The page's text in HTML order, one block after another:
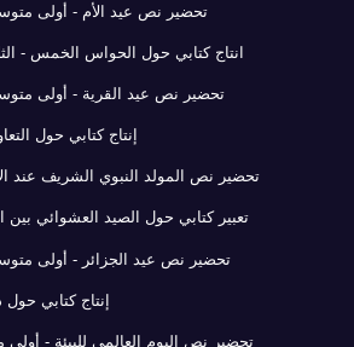
تحضير نص عيد الأم - أولى
انتاج كتابي حول الحواس الخمس -
تحضير نص عيد القرية - أولى
إنتاج كتابي حول
تحضير نص المولد النبوي الشريف عند
تعبير كتابي حول الصيد العشوائي بين
تحضير نص عيد الجزائر - أولى
إنتاج كتابي
تحضير نص اليوم العالمي للبيئة -